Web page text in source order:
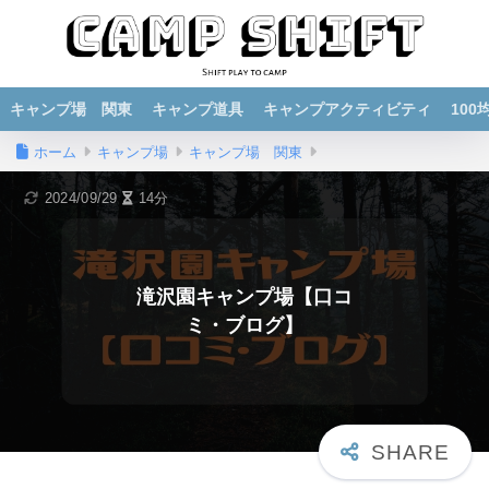
キャンプ場 関東 キャンプ道具 キャンプアクティビティ 100
ホーム キャンプ場 キャンプ場 関東
滝沢園キャンプ場【口コ
ミ・ブログ】
2024/09/29 14分